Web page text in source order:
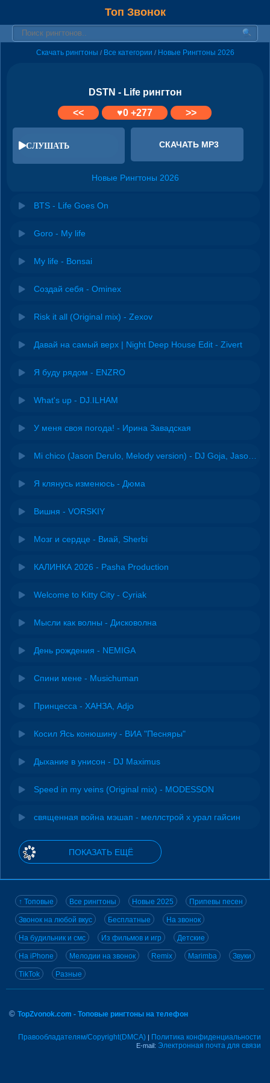
Топ Звонок
Скачать рингтоны / Все категории / Новые Рингтоны 2026
DSTN - Life рингтон
<<
♥0+277 >>
СЛУШАТЬ СКАЧАТЬ MP3
Новые Рингтоны 2026
BTS - Life Goes On
Goro - My life
My life - Bonsai
Создай себя - Ominex
Risk it all (Original mix) - Zexov
Давай на самый верх | Night Deep House Edit - Zivert
Я буду рядом - ENZRO
What's up - DJ.ILHAM
У меня своя погода! - Ирина Завадская
Я клянусь изменюсь - Дюма
Вишня - VORSKIY
Мозг и сердце - Виай, Sherbi
КАЛИНКА 2026 - Pasha Production
Welcome to Kitty City - Cyriak
Мысли как волны - Дисковолна
День рождения - NEMIGA
Спини мене - Musichuman
Принцесса - ХАНЗА, Adjo
Косил Ясь конюшину - ВИА "Песняры"
Дыхание в унисон - DJ Maximus
Speed in my veins (Original mix) - MODESSON
священная война мэшап - меллстрой х урал гайсин
ПОКАЗАТЬ ЕЩЁ
↑ Топовые Все рингтоны Новые 2025 Припевы песен
Звонок на любой вкус Бесплатные На звонок
На будильник и смс Из фильмов и игр Детские
На iPhone Мелодии на звонок Remix Marimba Звуки
TikTok Разные
© TopZvonok.com - Топовые рингтоны на телефон
Правообладателям/Copyright(DMCA) | Политика конфиденциальности
E-mail: Электронная почта для связи